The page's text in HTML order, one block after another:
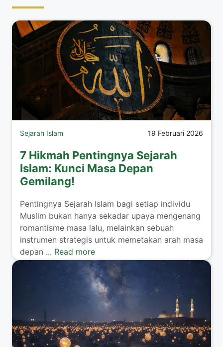
Sejarah Islam 19 Februari 2026
7 Hikmah Pentingnya Sejarah
Islam: Kunci Masa Depan
Gemilang!
Pentingnya Sejarah Islam bagi setiap individu
Muslim bukan hanya sekadar upaya mengenang
romantisme masa lalu, melainkan sebuah
instrumen strategis untuk memetakan arah masa
depan ... Read more